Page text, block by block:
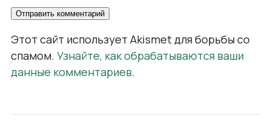
Этот сайт использует Akismet для борьбы со
спамом. Узнайте, как обрабатываются ваши
данные комментариев.